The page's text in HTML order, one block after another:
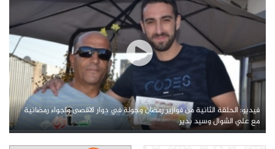
فيديو: الحلقة الثانية من فوازير رمضان وجولة في دوار الاقصى واجواء رمضانية
مع علي الشوال وسيد بدير